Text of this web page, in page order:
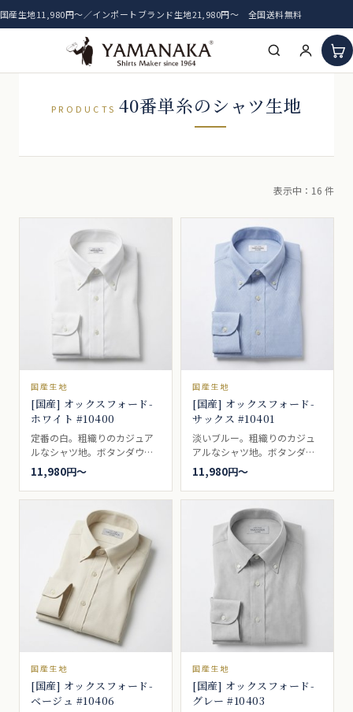
国産生地11,980円〜／インポートブランド生地21,980円〜 全国送料無料
PRODUCTS 40番単糸のシャツ生地
表示中：16 件
国産生地
[国産] オックスフォード-
ホワイト #10400
定番の白。粗織りのカジュア
ルなシャツ地。ボタンダウン
の代名詞的シャツ生地。ブレ
ザーやジャケットによく合
い、ボタンダウンとの相性は
最適で、アイビールックなど
では代名詞的な存在。カジュ
アルシャツ向き。
11,980円〜
国産生地
[国産] オックスフォード-
サックス #10401
淡いブルー。粗織りのカジュ
アルなシャツ地。ボタンダウ
ンの代名詞的シャツ生地。ブ
レザーやジャケットによく合
い、ボタンダウンとの相性は
最適で、アイビールックなど
では代名詞的な存在。カジュ
アルシャツ向き。
11,980円〜
国産生地
[国産] オックスフォード-
ベージュ #10406
国産生地
[国産] オックスフォード-
グレー #10403